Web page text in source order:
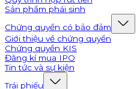
Sản phẩm phái sinh
Chứng quyền có bảo đảm
Giới thiệu về chứng quyền
Chứng quyền KIS
Đăng kí mua IPO
Tin tức và sự kiện
Trái phiếu